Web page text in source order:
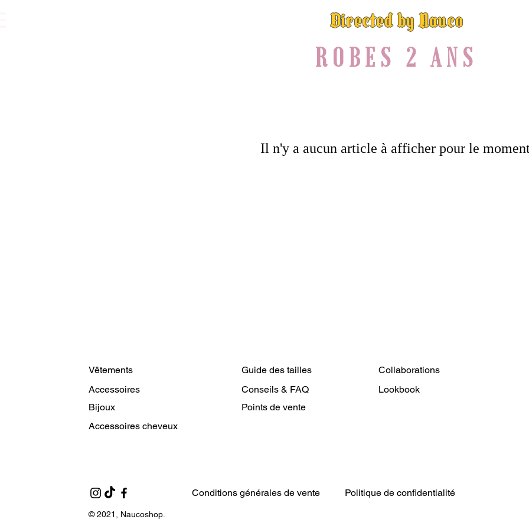
Directed by Nauco
ROBES 2 ANS
Il n'y a aucun article à afficher pour le
Vêtements
Accessoires
Bijoux
Guide des tailles
Conseils & FAQ
Points de vente
Collaborations
Lookbook
Accessoires cheveux
Conditions générales de vente Politique de confidentialité
© 2021, Naucoshop.